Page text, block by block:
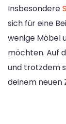
Insbesondere
sich für eine
wenige Möbel
möchten. Auf
und trotzdem
deinem neuen